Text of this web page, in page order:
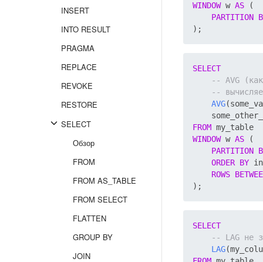
INSERT
INTO RESULT
PRAGMA
REPLACE
REVOKE
RESTORE
SELECT
Обзор
FROM
FROM AS_TABLE
FROM SELECT
FLATTEN
GROUP BY
JOIN
WINDOW w AS (
PARTITION
SELECT
AVG
FROM
WINDOW w AS (
PARTITION
ORDER BY
ROWS
SELECT
LAG